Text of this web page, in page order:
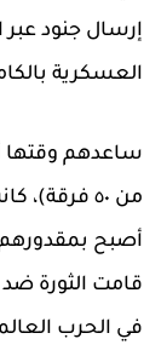
إرسال جنود
العسكرية
ساعدهم وقتها
من ٥٠
أصبح بمقدورهم
قامت الثورة
في الحرب